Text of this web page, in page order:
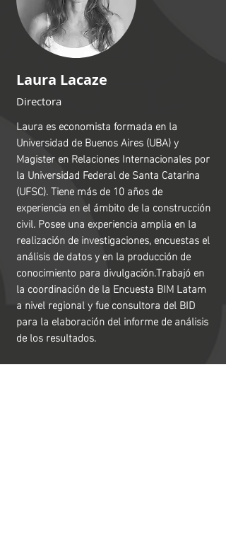
Laura Lacaze​
Directora
Laura es economista formada en la
Universidad de Buenos Aires (UBA) y
Magister en Relaciones Internacionales por
la Universidad Federal de Santa Catarina
(UFSC). Tiene más de 10 años de
experiencia en el ámbito de la construcción
civil. Posee una experiencia amplia en la
realización de investigaciones, encuestas el
análisis de datos y en la producción de
conocimiento para divulgación.Trabajó en
la coordinación de la Encuesta BIM Latam
a nivel regional y fue consultora del BID
para la elaboración del informe de análisis
de los resultados.